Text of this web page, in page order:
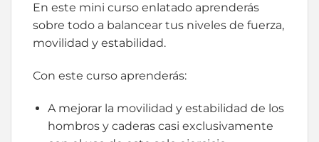
En este mini curso enlatado aprenderás
sobre todo a balancear tus niveles de fuerza,
movilidad y estabilidad.
Con este curso aprenderás:
A mejorar la movilidad y estabilidad de los
hombros y caderas casi exclusivamente